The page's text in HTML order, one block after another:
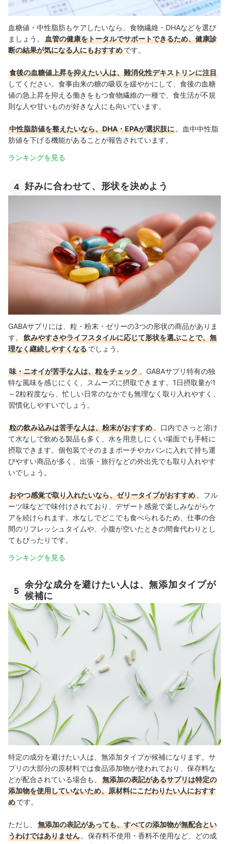
血糖値・中性脂肪もケアしたいなら、食物繊維・DHAなどを選び
ましょう。
血管の健康をトータルでサポートできるため、健康診
断の結果が気になる人にもおすすめです。
食後の血糖値上昇を抑えたい人は、難消化性デキストリンに注目
してください。食事由来の糖の吸収を緩やかにして、食後の血糖
値の急上昇を抑える働きをもつ食物繊維の一種で、食生活が不規
則な人や甘いものが好きな人にも向いています。
中性脂肪値を整えたいなら、DHA・EPAが選択肢に 。血中中性脂
肪値を下げる機能があることが報告されています。
ランキングを見る
4 好みに合わせて、形状を決めよう
GABAサプリには、粒・粉末・ゼリーの3つの形状の商品がありま
す。
飲みやすさやライフスタイルに応じて形状を選ぶことで、無
理なく継続しやすくなるでしょう。
味・ニオイが苦手な人は、粒をチェック 。GABAサプリ特有の独
特な風味を感じにくく、スムーズに摂取できます。1日摂取量が1
～2粒程度なら、忙しい日常のなかでも無理なく取り入れやすく、
習慣化しやすいでしょう。
粒の飲み込みは苦手な人は、粉末がおすすめ 。口内でさっと溶け
て水なしで飲める製品も多く、水を用意しにくい場面でも手軽に
摂取できます。個包装でそのままポーチやカバンに入れて持ち運
びやすい商品が多く、出張・旅行などの外出先でも取り入れやす
いでしょう。
おやつ感覚で取り入れたいなら、ゼリータイプがおすすめ 。フル
ーツ味などで味付けされており、デザート感覚で楽しみながらケ
アを続けられます。水なしでどこでも食べられるため、仕事の合
間のリフレッシュタイムや、小腹が空いたときの間食代わりとし
てもぴったりです。
ランキングを見る
5
余分な成分を避けたい人は、無添加タイプが
候補に
特定の成分を避けたい人は、無添加タイプが候補になります。サ
プリの大部分の原材料では食品添加物が使われており、保存料な
どが配合されている場合も。
無添加の表記があるサプリは特定の
添加物を使用していないため、原材料にこだわりたい人におすす
めです。
ただし、
無添加の表記があっても、すべての添加物が無配合とい
うわけではありません 。保存料不使用・香料不使用など、どの成